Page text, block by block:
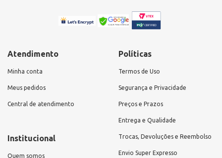
Atendimento
Minha conta
Meus pedidos
Central de atendimento
Institucional
Quem somos
Políticas
Termos de Uso
Segurança e Privacidade
Preços e Prazos
Entrega e Qualidade
Trocas, Devoluções e Reembolso
Envio Super Expresso